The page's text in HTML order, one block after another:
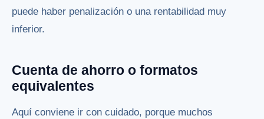
puede haber penalización o una rentabilidad muy
inferior.
Cuenta de ahorro o formatos
equivalentes
Aquí conviene ir con cuidado, porque muchos